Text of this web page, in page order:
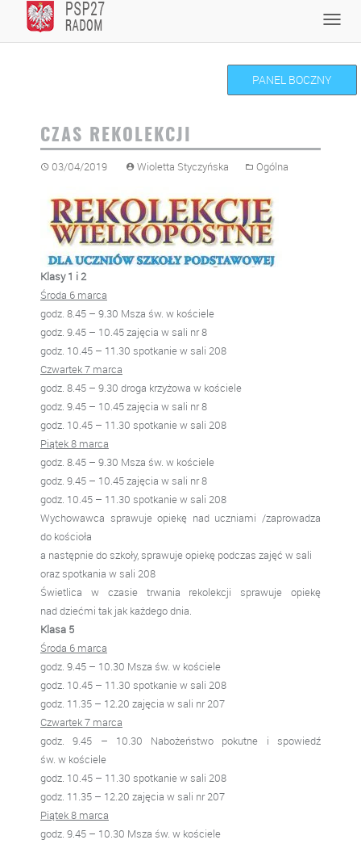
content
PANEL BOCZNY
CZAS REKOLEKCJI
03/04/2019 Wioletta Styczyńska Ogólna
Klasy 1 i 2
Środa 6 marca
godz. 8.45 – 9.30 Msza św. w kościele
godz. 9.45 – 10.45 zajęcia w sali nr 8
godz. 10.45 – 11.30 spotkanie w sali 208
Czwartek 7 marca
godz. 8.45 – 9.30 droga krzyżowa w kościele
godz. 9.45 – 10.45 zajęcia w sali nr 8
godz. 10.45 – 11.30 spotkanie w sali 208
Piątek 8 marca
godz. 8.45 – 9.30 Msza św. w kościele
godz. 9.45 – 10.45 zajęcia w sali nr 8
godz. 10.45 – 11.30 spotkanie w sali 208
Wychowawca sprawuje opiekę nad uczniami /zaprowadza
do kościoła
a następnie do szkoły, sprawuje opiekę podczas zajęć w sali
oraz spotkania w sali 208
Świetlica w czasie trwania rekolekcji sprawuje opiekę
nad dziećmi tak jak każdego dnia.
Klasa 5
Środa 6 marca
godz. 9.45 – 10.30 Msza św. w kościele
godz. 10.45 – 11.30 spotkanie w sali 208
godz. 11.35 – 12.20 zajęcia w sali nr 207
Czwartek 7 marca
godz. 9.45 – 10.30 Nabożeństwo pokutne i spowiedź
św. w kościele
godz. 10.45 – 11.30 spotkanie w sali 208
godz. 11.35 – 12.20 zajęcia w sali nr 207
Piątek 8 marca
godz. 9.45 – 10.30 Msza św. w kościele